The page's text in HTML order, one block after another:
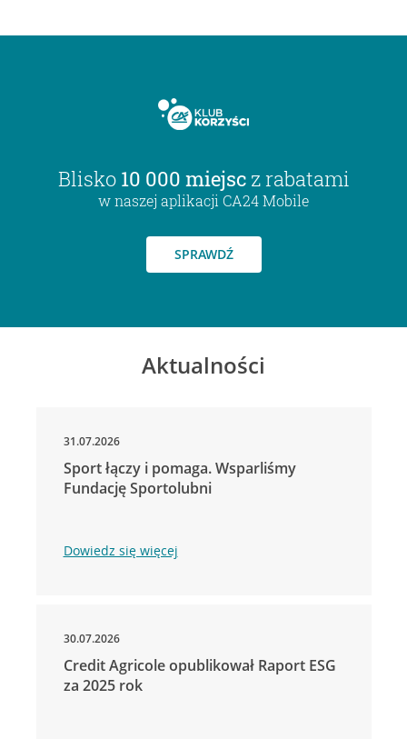
Blisko 10 000 miejsc z rabatami
w naszej aplikacji CA24 Mobile
SPRAWDŹ
Aktualności
31.07.2026
Sport łączy i pomaga. Wsparliśmy
Fundację Sportolubni
Dowiedz się więcej
30.07.2026
Credit Agricole opublikował Raport ESG
za 2025 rok